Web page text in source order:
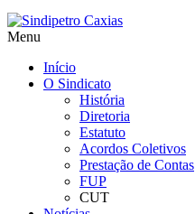
Menu
Início
O Sindicato
História
Diretoria
Estatuto
Acordos Coletivos
Prestação de Contas
FUP
CUT